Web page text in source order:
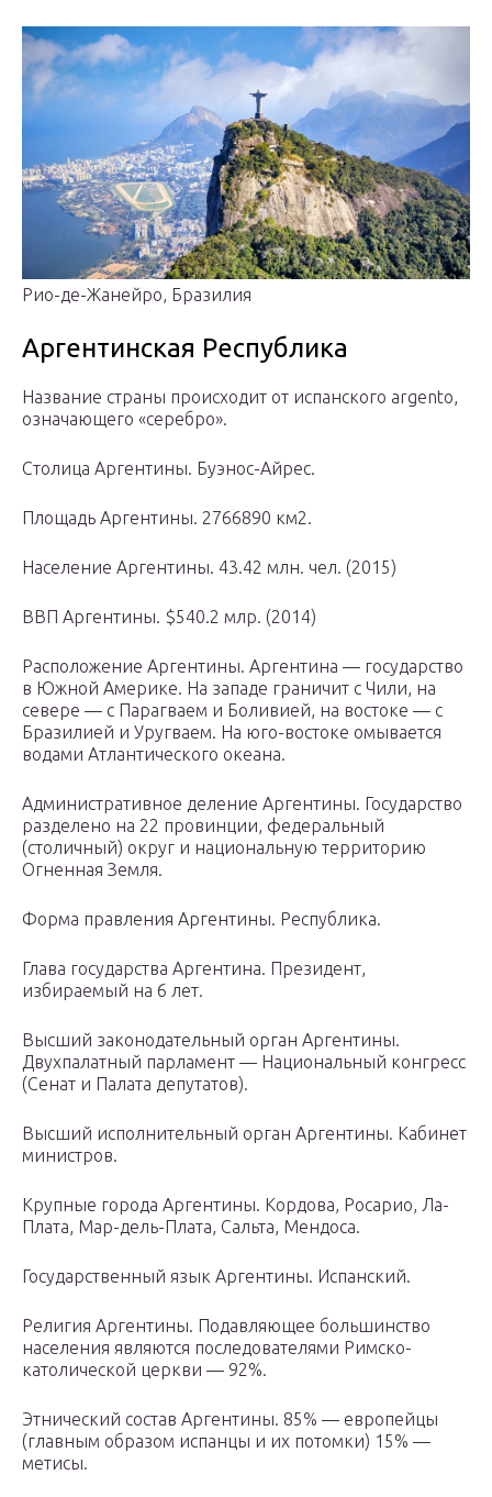
Рио-де-Жанейро, Бразилия
Аргентинская Республика
Название страны происходит от испанского argento,
означающего «серебро».
Столица Аргентины. Буэнос-Айрес.
Площадь Аргентины. 2766890 км2.
Население Аргентины. 43.42 млн. чел. (2015)
ВВП Аргентины. $540.2 млр. (2014)
Расположение Аргентины. Аргентина — государство
в Южной Америке. На западе граничит с Чили, на
севере — с Парагваем и Боливией, на востоке — с
Бразилией и Уругваем. На юго-востоке омывается
водами Атлантического океана.
Административное деление Аргентины. Государство
разделено на 22 провинции, федеральный
(столичный) округ и национальную территорию
Огненная Земля.
Форма правления Аргентины. Республика.
Глава государства Аргентина. Президент,
избираемый на 6 лет.
Высший законодательный орган Аргентины.
Двухпалатный парламент — Национальный конгресс
(Сенат и Палата депутатов).
Высший исполнительный орган Аргентины. Кабинет
министров.
Крупные города Аргентины. Кордова, Росарио, Ла-
Плата, Мар-дель-Плата, Сальта, Мендоса.
Государственный язык Аргентины. Испанский.
Религия Аргентины. Подавляющее большинство
населения являются последователями Римско-
католической церкви — 92%.
Этнический состав Аргентины. 85% — европейцы
(главным образом испанцы и их потомки) 15% —
метисы.